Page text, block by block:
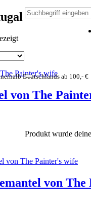
Deutschlands ab 100,- €
Produkt wurde
von The
von The